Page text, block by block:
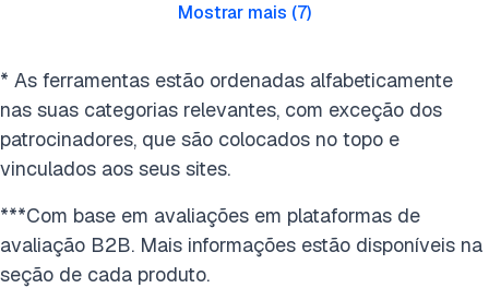
Mostrar mais (7)
* As ferramentas estão ordenadas alfabeticamente
nas suas categorias relevantes, com exceção dos
patrocinadores, que são colocados no topo e
vinculados aos seus sites.
***Com base em avaliações em plataformas de
avaliação B2B. Mais informações estão disponíveis na
seção de cada produto.